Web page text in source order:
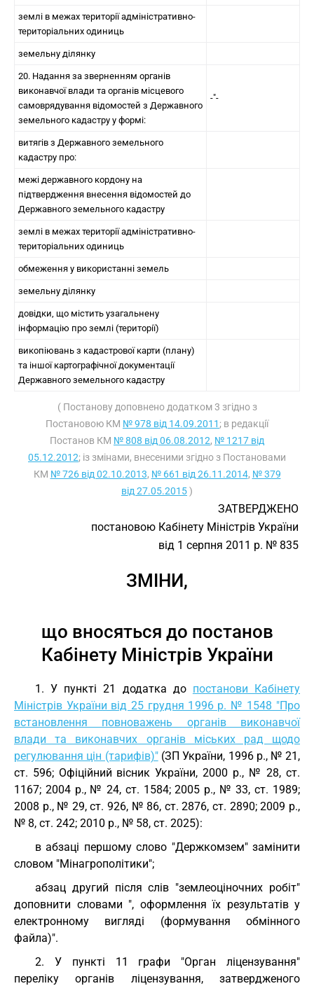
землі в межах території адміністративно-
територіальних одиниць
земельну ділянку
20. Надання за зверненням органів
виконавчої влади та органів місцевого
самоврядування відомостей з Державного
земельного кадастру у формі:
-"-
витягів з Державного земельного
кадастру про:
межі державного кордону на
підтвердження внесення відомостей до
Державного земельного кадастру
землі в межах території адміністративно-
територіальних одиниць
обмеження у використанні земель
земельну ділянку
довідки, що містить узагальнену
інформацію про землі (території)
викопіювань з кадастрової карти (плану)
та іншої картографічної документації
Державного земельного кадастру
( Постанову доповнено додатком 3 згідно з
Постановою КМ № 978 від 14.09.2011 ; в редакції
Постанов КМ № 808 від 06.08.2012, № 1217 від
05.12.2012; із змінами, внесеними згідно з Постановами
КМ № 726 від 02.10.2013, № 661 від 26.11.2014, № 379
від 27.05.2015)
ЗАТВЕРДЖЕНО
постановою Кабінету Міністрів України
від 1 серпня 2011 р. № 835
ЗМІНИ,
що вносяться до постанов
Кабінету Міністрів України
1. У пункті 21 додатка до постанови Кабінету
Міністрів України від 25 грудня 1996 р. № 1548 "Про
встановлення повноважень органів виконавчої
влади та виконавчих органів міських рад щодо
регулювання цін (тарифів)"(ЗП України, 1996 р., № 21,
ст. 596; Офіційний вісник України, 2000 р., № 28, ст.
1167; 2004 р., № 24, ст. 1584; 2005 р., № 33, ст. 1989;
2008 р., № 29, ст. 926, № 86, ст. 2876, ст. 2890; 2009 р.,
№ 8, ст. 242; 2010 р., № 58, ст. 2025):
в абзаці першому слово "Держкомзем" замінити
словом "Мінагрополітики";
абзац другий після слів "землеоціночних робіт"
доповнити словами ", оформлення їх результатів у
електронному вигляді (формування обмінного
файла)".
2. У пункті 11 графи "Орган ліцензування"
переліку органів ліцензування, затвердженого